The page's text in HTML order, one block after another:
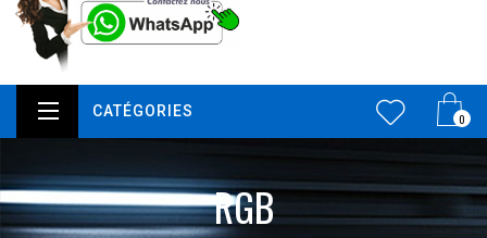
0
CATÉGORIES
RGB